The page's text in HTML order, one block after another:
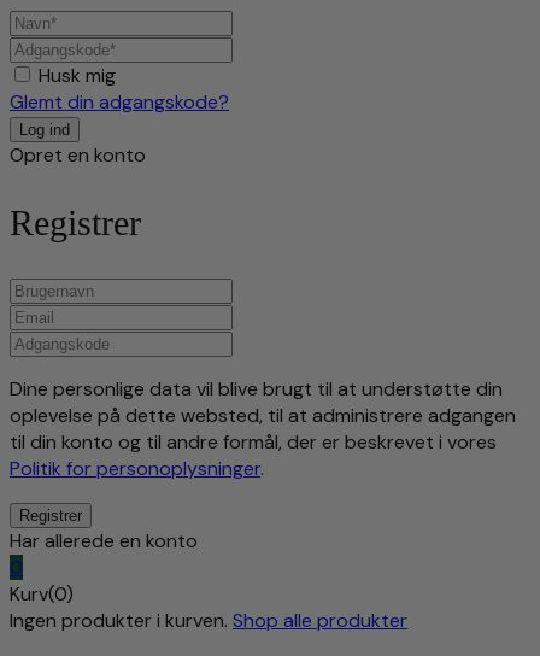
Husk mig
Glemt din adgangskode?
Opret en konto
Registrer
Dine personlige data vil blive brugt til at understøtte din
oplevelse på dette websted, til at administrere adgangen
til din konto og til andre formål, der er beskrevet i vores
Politik for personoplysninger.
Har allerede en konto
0
Kurv(0)
Ingen produkter i kurven. Shop alle produkter